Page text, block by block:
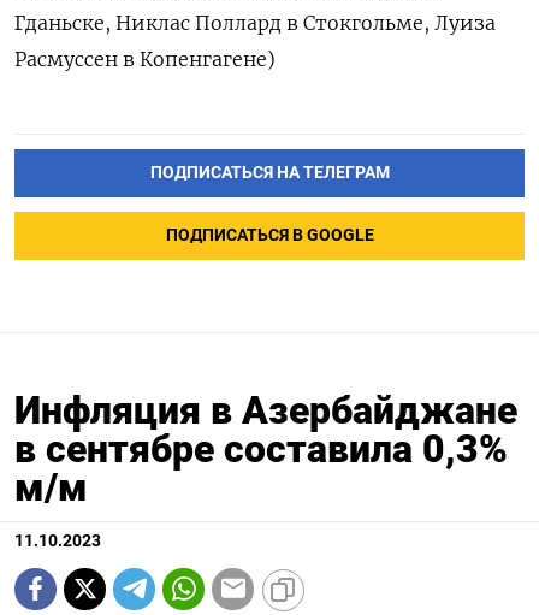
Гданьске, Никлас Поллард в Стокгольме, Луиза
Расмуссен в Копенгагене)
ПОДПИСАТЬСЯ НА ТЕЛЕГРАМ
ПОДПИСАТЬСЯ В GOOGLE
Инфляция в Азербайджане
в сентябре составила 0,3%
м/м
11.10.2023